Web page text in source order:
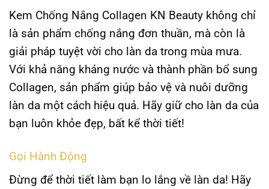
Kem Chống Nắng Collagen KN Beauty không chỉ
là sản phẩm chống nắng đơn thuần, mà còn là
giải pháp tuyệt vời cho làn da trong mùa mưa.
Với khả năng kháng nước và thành phần bổ sung
Collagen, sản phẩm giúp bảo vệ và nuôi dưỡng
làn da một cách hiệu quả. Hãy giữ cho làn da của
bạn luôn khỏe đẹp, bất kể thời tiết!
Gọi Hành Động
Đừng để thời tiết làm bạn lo lắng về làn da! Hãy